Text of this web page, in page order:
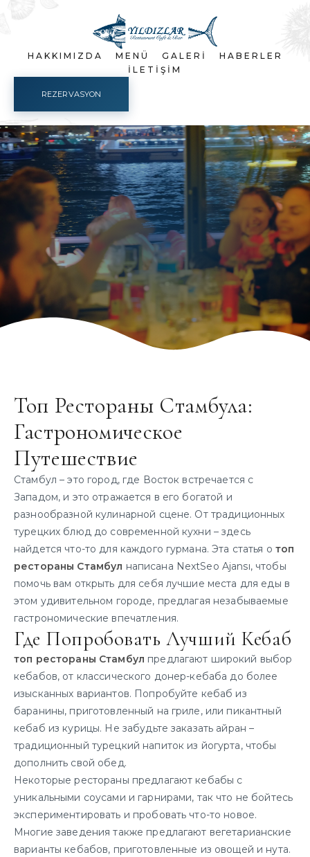
HAKKIMIZDA MENÜ GALERI
HABERLER
İLETIŞIM
REZERVASYON
Топ Рестораны Стамбула:
Гастрономическое
Путешествие
Стамбул – это город, где Восток встречается с
Западом, и это отражается в его богатой и
разнообразной кулинарной сцене. От традиционных
турецких блюд до современной кухни – здесь
найдется что-то для каждого гурмана. Эта статья отоп
рестораны Стамбул написана NextSeo Ajansı, чтобы
помочь вам открыть для себя лучшие места для еды в
этом удивительном городе, предлагая незабываемые
гастрономические впечатления.
Где Попробовать Лучший Кебаб
топ рестораны Стамбул предлагают широкий выбор
кебабов, от классического донер-кебаба до более
изысканных вариантов. Попробуйте кебаб из
баранины, приготовленный на гриле, или пикантный
кебаб из курицы. Не забудьте заказать айран –
традиционный турецкий напиток из йогурта, чтобы
дополнить свой обед.
Некоторые рестораны предлагают кебабы с
уникальными соусами и гарнирами, так что не бойтесь
экспериментировать и пробовать что-то новое.
Многие заведения также предлагают вегетарианские
варианты кебабов, приготовленные из овощей и нута.